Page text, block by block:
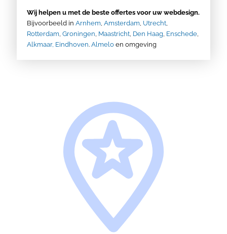
Wij helpen u met de beste offertes voor uw webdesign.
Bijvoorbeeld in Arnhem, Amsterdam, Utrecht,
Rotterdam, Groningen, Maastricht, Den Haag, Enschede,
Alkmaar, Eindhoven. Almelo en omgeving